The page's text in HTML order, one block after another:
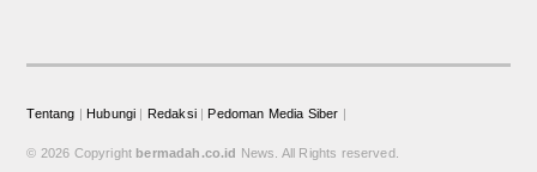
Tentang Hubungi Redaksi| Pedoman Media Siber
© 2026 Copyright bermadah.co.id News. All Rights reserved.